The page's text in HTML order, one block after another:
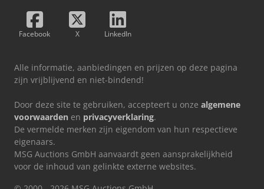
Facebook X LinkedIn
Alle informatie, aanbiedingen en prijzen op deze pagina
zijn vrijblijvend en niet-bindend!
Door deze site te gebruiken, accepteert u onze algemene
voorwaarden en privacyverklaring.
De vermelde merken zijn eigendom van hun respectieve
eigenaars.
MSG Auctions GmbH aanvaardt geen aansprakelijkheid
voor de inhoud van gelinkte externe websites.